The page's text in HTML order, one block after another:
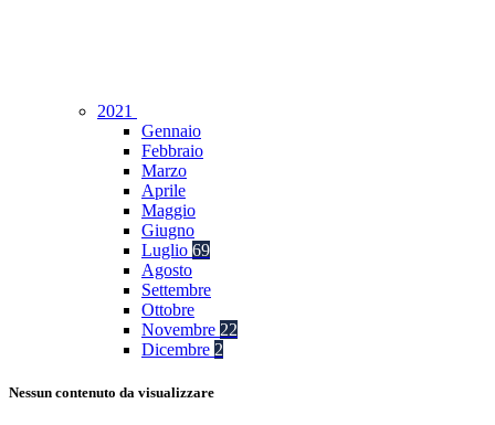
2021
Gennaio
Febbraio
Marzo
Aprile
Maggio
Giugno
Luglio 69
Agosto
Settembre
Ottobre
Novembre 22
Dicembre 2
Nessun contenuto da visualizzare